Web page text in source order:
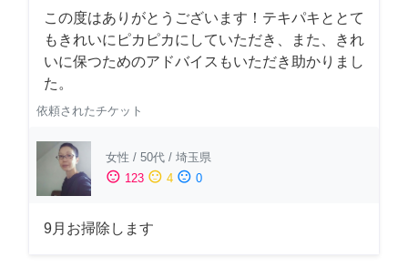
この度はありがとうございます！テキパキととて
もきれいにピカピカにしていただき、また、きれ
いに保つためのアドバイスもいただき助かりまし
た。
依頼されたチケット
女性 / 50代 / 埼玉県
sentiment_satisfied 123 sentiment_neutral 4 sentiment_dissatisfied 0
9月お掃除します